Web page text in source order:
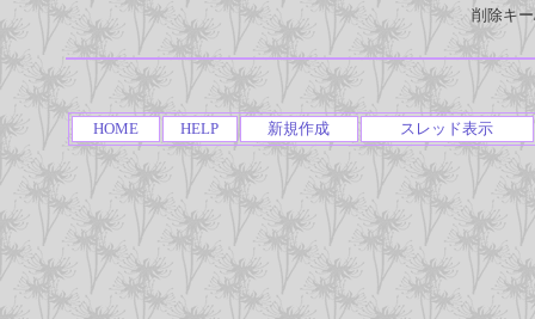
削除キ
HOME HELP 新規作成 スレッド表示